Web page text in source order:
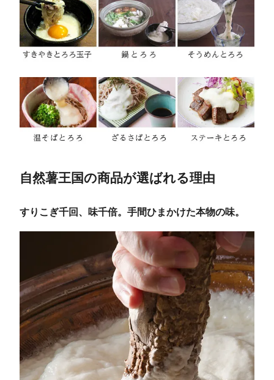
自然薯王国の商品が選ばれる理由
すりこぎ千回、味千倍。手間ひまかけた本物の味。